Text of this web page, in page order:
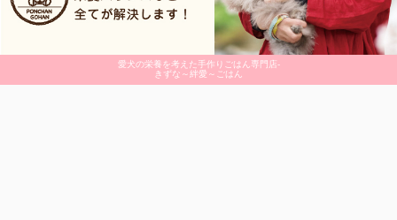
愛犬の栄養を考えた手作りごはん専門店-
きずな～絆愛～ごはん